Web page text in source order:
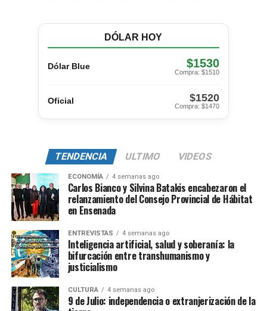
DÓLAR HOY
Dólar Blue $1530
Compra: $1510
Oficial $1520
Compra: $1470
TENDENCIA ULTIMO VIDEOS
ECONOMÍA 4 semanas ago
Carlos Bianco y Silvina Batakis encabezaron el
relanzamiento del Consejo Provincial de Hábitat
en Ensenada
ENTREVISTAS 4 semanas ago
Inteligencia artificial, salud y soberanía: la
bifurcación entre transhumanismo y
justicialismo
CULTURA 4 semanas ago
9 de Julio: independencia o extranjerización de la